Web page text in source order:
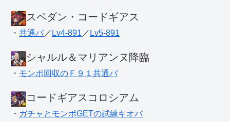
スペダン・コードギアス
・ 共通パ ／ Lv4-891 ／ Lv5-891
シャルル＆マリアンヌ降臨
・ モンポ回収のＦ９１共通パ
コードギアスコロシアム
・ ガチャとモンポGETの試練キオパ